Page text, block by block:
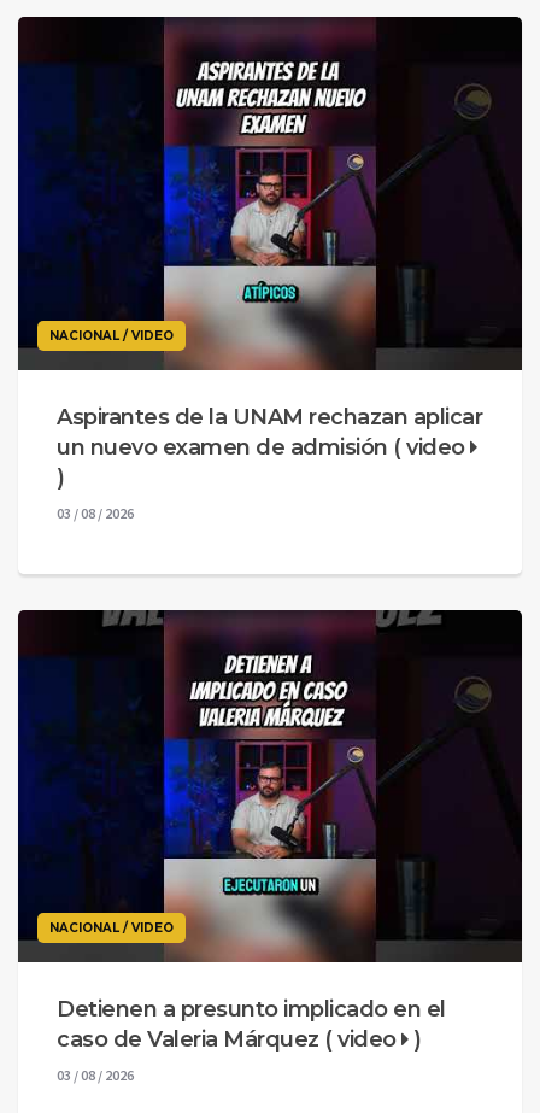
NACIONAL / VIDEO
Aspirantes de la UNAM rechazan aplicar
un nuevo examen de admisión ( video
)
03 / 08 / 2026
NACIONAL / VIDEO
Detienen a presunto implicado en el
caso de Valeria Márquez ( video )
03 / 08 / 2026